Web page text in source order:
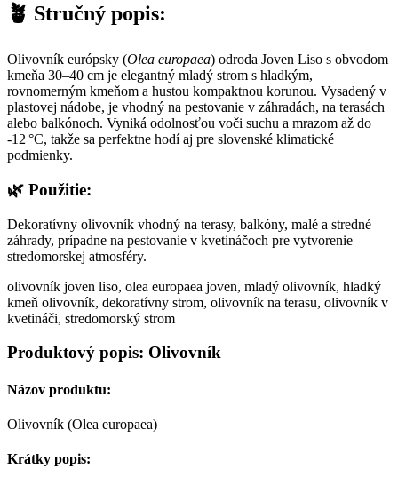
🪴 Stručný popis:
Olivovník európsky (Olea europaea) odroda Joven Liso s obvodom
kmeňa 30–40 cm je elegantný mladý strom s hladkým,
rovnomerným kmeňom a hustou kompaktnou korunou. Vysadený v
plastovej nádobe, je vhodný na pestovanie v záhradách, na terasách
alebo balkónoch. Vyniká odolnosťou voči suchu a mrazom až do
-12 °C, takže sa perfektne hodí aj pre slovenské klimatické
podmienky.
🌿 Použitie:
Dekoratívny olivovník vhodný na terasy, balkóny, malé a stredné
záhrady, prípadne na pestovanie v kvetináčoch pre vytvorenie
stredomorskej atmosféry.
olivovník joven liso, olea europaea joven, mladý olivovník, hladký
kmeň olivovník, dekoratívny strom, olivovník na terasu, olivovník v
kvetináči, stredomorský strom
Produktový popis: Olivovník
Názov produktu:
Olivovník (Olea europaea)
Krátky popis: